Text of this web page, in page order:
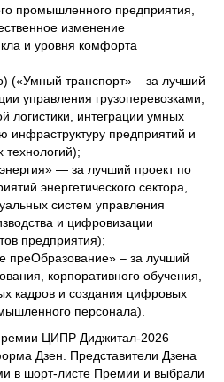
промышленного предприятия,
изменение
и уровня комфорта
(«Умный транспорт» – за лучший
управления грузоперевозками,
логистики, интеграции умных
инфраструктуру предприятий и
технологий);
— за лучший проект по
энергетического сектора,
систем управления
и цифровизации
предприятия);
– за лучший
корпоративного обучения,
кадров и создания цифровых
персонала).
ЦИПР Диджитал-2026
Дзен. Представители Дзена
в шорт-листе Премии и выбрали